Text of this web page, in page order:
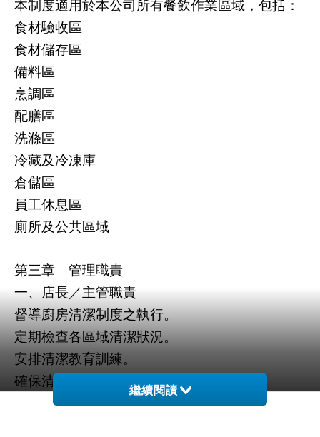
本制度適用於本公司所有餐飲作業區域，包括：
食材驗收區
食材儲存區
備料區
烹調區
配膳區
洗滌區
冷藏及冷凍庫
倉儲區
員工休息區
廁所及公共區域
第三章 管理職責
一、店長／主管職責
督導廚房清潔制度之執行。
定期檢查各區域清潔狀況。
安排清潔教育訓練。
確保清潔用品充足且符合食品安全規範。
二、廚房主管職責
繼續閱讀